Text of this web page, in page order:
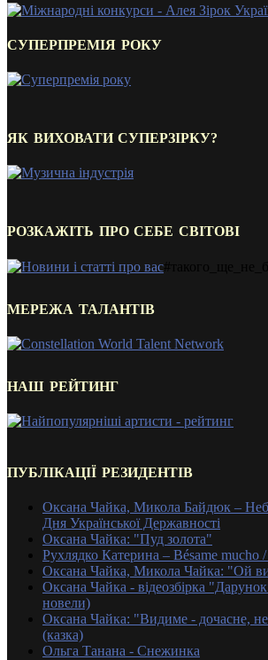
СУПЕРПРЕМІЯ РОКУ
ЯК ВИХОВАТИ СУПЕРЗІРКУ?
РОЗКАЖІТЬ ПРО СЕБЕ СВІТОВІ
МЕРЕЖА ТАЛАНТІВ
НАШ РЕЙТИНГ
ПУБЛІКАЦІЇ РЕЗИДЕНТІВ
Оксана Чайка, Микола Байдюк –
Дня Української Державності
Оксана Чайка: "Пуд золота"
Рухлядко Катерина – Bésame mucho
Оксана Чайка, Микола Чайка: "Ой
Оксана Чайка - відеозбірка
новели)
Оксана Чайка: "Видиме - дочасне,
(казка)
Ольга Танана - Снежинка